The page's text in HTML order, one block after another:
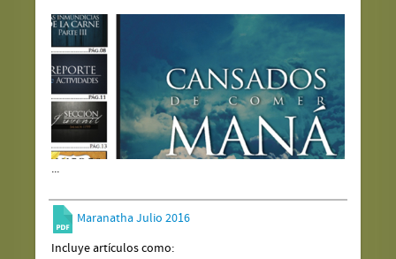
...
Maranatha Julio 2016
Incluye artículos como: